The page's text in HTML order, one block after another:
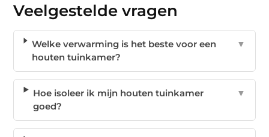
Veelgestelde vragen
Welke verwarming is het beste voor een
houten tuinkamer?
▼
Hoe isoleer ik mijn houten tuinkamer
goed?
▼